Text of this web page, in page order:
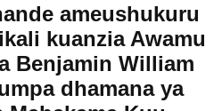
ameushukuru
kuanzia Awamu
Benjamin William
dhamana ya